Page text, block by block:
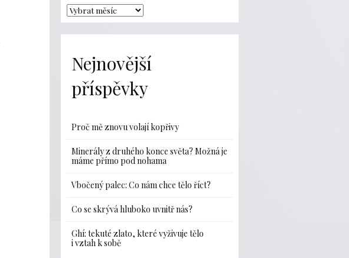
Nejnovější
příspěvky
Proč mě znovu volají kopřivy
Minerály z druhého konce světa? Možná je
máme přímo pod nohama
Vbočený palec: Co nám chce tělo říct?
Co se skrývá hluboko uvnitř nás?
Ghí: tekuté zlato, které vyživuje tělo
i vztah k sobě